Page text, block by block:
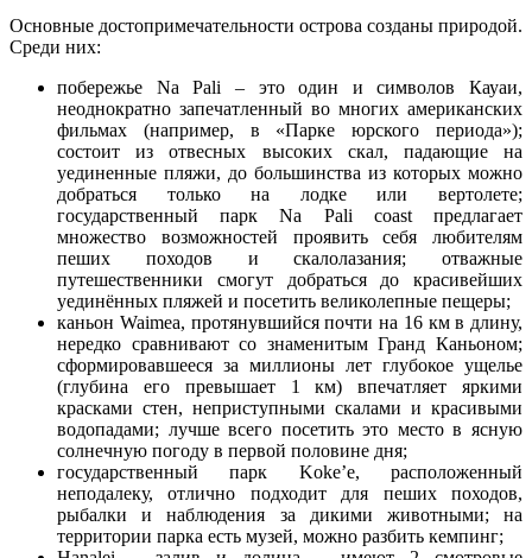
Основные достопримечательности острова созданы природой.
Среди них:
побережье Na Pali – это один и символов Кауаи,
неоднократно запечатленный во многих американских
фильмах (например, в «Парке юрского периода»);
состоит из отвесных высоких скал, падающие на
уединенные пляжи, до большинства из которых можно
добраться только на лодке или вертолете;
государственный парк Na Pali coast предлагает
множество возможностей проявить себя любителям
пеших походов и скалолазания; отважные
путешественники смогут добраться до красивейших
уединённых пляжей и посетить великолепные пещеры;
каньон Waimea, протянувшийся почти на 16 км в длину,
нередко сравнивают со знаменитым Гранд Каньоном;
сформировавшееся за миллионы лет глубокое ущелье
(глубина его превышает 1 км) впечатляет яркими
красками стен, неприступными скалами и красивыми
водопадами; лучше всего посетить это место в ясную
солнечную погоду в первой половине дня;
государственный парк Koke’e, расположенный
неподалеку, отлично подходит для пеших походов,
рыбалки и наблюдения за дикими животными; на
территории парка есть музей, можно разбить кемпинг;